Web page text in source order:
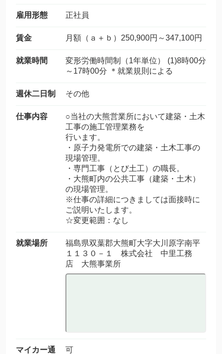
雇用形態 正社員
賃金 月額（ａ＋ｂ）250,900円～347,100円
就業時間
変形労働時間制（1年単位） (1)8時00分
～17時00分 ＊就業規則による
週休二日制 その他
仕事内容
○当社の大熊営業所において建築・土木
工事の施工管理業務を
行います。
・原子力発電所での建築・土木工事の
現場管理。
・専門工事（とび土工）の職長。
・大熊町内の公共工事（建築・土木）
の現場管理。
※仕事の詳細につきましては面接時に
ご説明いたします。
☆変更範囲：なし
就業場所
福島県双葉郡大熊町大字大川原字南平
１１３０－１ 株式会社 中里工務
店 大熊事業所
マイカー通
可